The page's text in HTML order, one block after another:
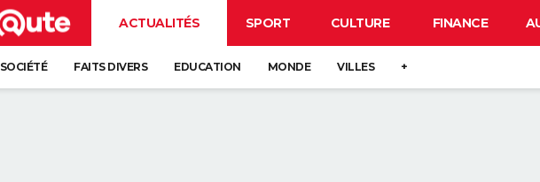
ACTUALITÉS SPORT CULTURE FINANCE
SOCIÉTÉ FAITS DIVERS EDUCATION MONDE VILLES +